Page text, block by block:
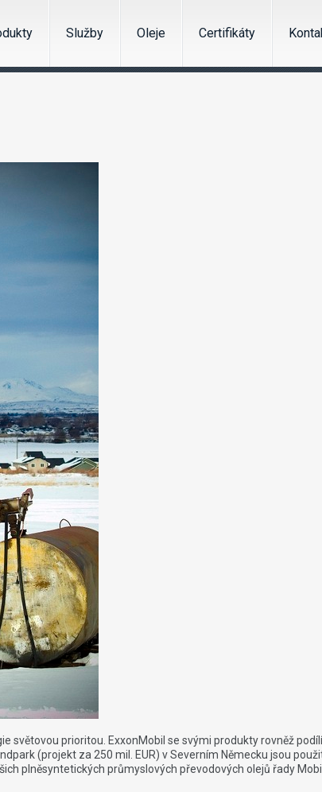
Služby Oleje Certifikáty
světovou prioritou. ExxonMobil se svými produkty rovněž
(projekt za 250 mil. EUR) v Severním Německu jsou
plněsyntetických průmyslových převodových olejů řady